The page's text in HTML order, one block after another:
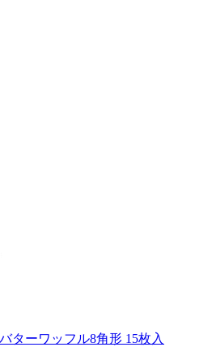
ターワッフル8角形 15枚入